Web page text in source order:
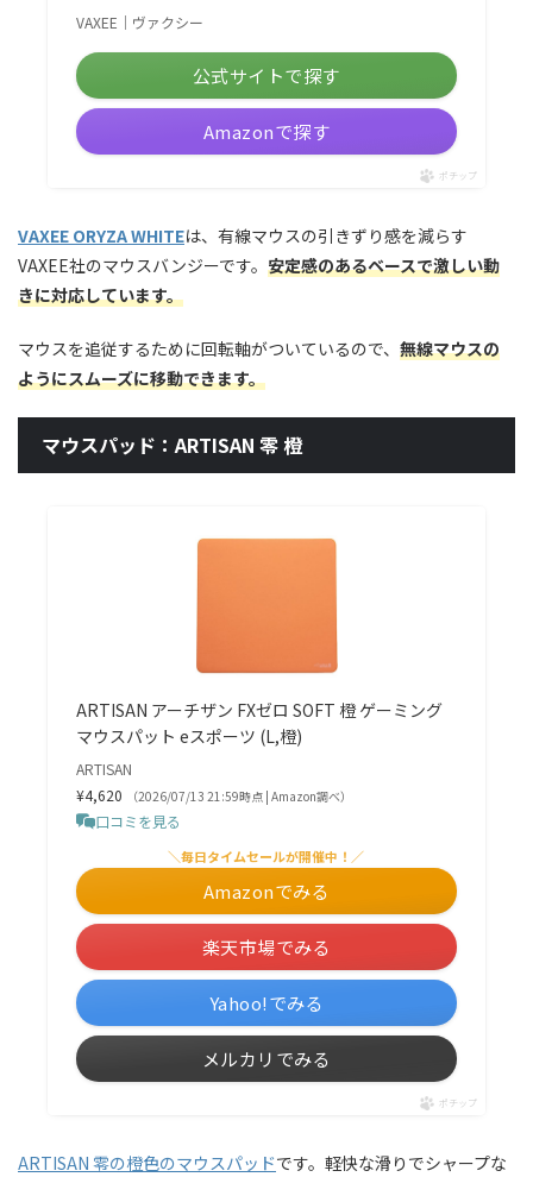
VAXEE｜ヴァクシー
公式サイトで探す
Amazonで探す
ポチップ
VAXEE ORYZA WHITEは、有線マウスの引きずり感を減らす
VAXEE社のマウスバンジーです。 安定感のあるベースで激しい動
きに対応しています。
マウスを追従するために回転軸がついているので、 無線マウスの
ようにスムーズに移動できます。
マウスパッド：ARTISAN 零 橙
ARTISAN アーチザン FXゼロ SOFT 橙 ゲーミング
マウスパット eスポーツ (L,橙)
ARTISAN
¥4,620
（2026/07/13 21:59時点 | Amazon調べ）
口コミを見る
＼毎日タイムセールが開催中！／
Amazonでみる
楽天市場でみる
Yahoo!でみる
メルカリでみる
ポチップ
ARTISAN 零の橙色のマウスパッドです。軽快な滑りでシャープな